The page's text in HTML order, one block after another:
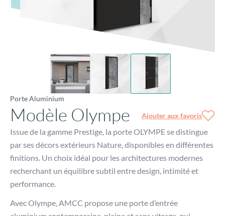
Porte Aluminium
Modèle Olympe Ajouter aux favoris
Issue de la gamme Prestige, la porte OLYMPE se distingue
par ses décors extérieurs Nature, disponibles en différentes
finitions. Un choix idéal pour les architectures modernes
recherchant un équilibre subtil entre design, intimité et
performance.
Avec Olympe, AMCC propose une porte d’entrée